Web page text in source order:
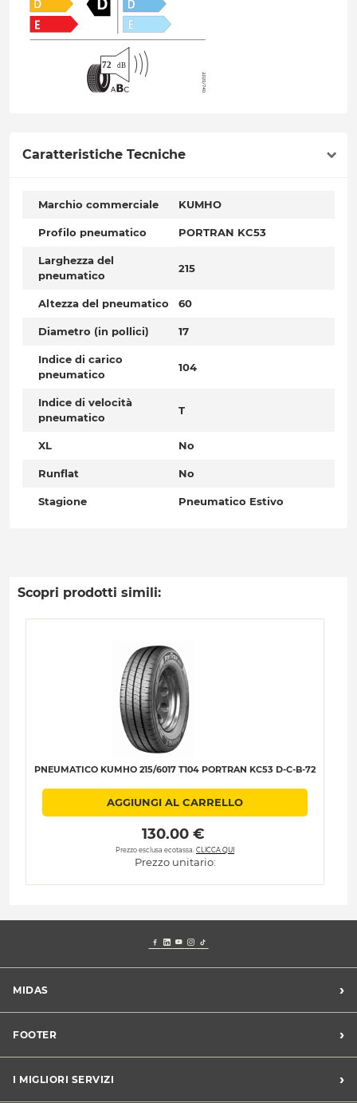
Caratteristiche Tecniche
Marchio commerciale KUMHO
Profilo pneumatico PORTRAN KC53
Larghezza del
pneumatico
215
Altezza del pneumatico 60
Diametro (in pollici) 17
Indice di carico
pneumatico
104
Indice di velocità
pneumatico
T
XL No
Runflat No
Stagione Pneumatico Estivo
Scopri prodotti simili:
PNEUMATICO KUMHO 215/6017 T104 PORTRAN KC53 D-C-B-72
AGGIUNGI AL CARRELLO
130.00 €
Prezzo esclusa ecotassa. CLICCA QUI
Prezzo unitario:
MIDAS ›
Blog dell'automobilista
Lavora con noi
Chi siamo
FOOTER ›
Apri un centro in franchising
I MIGLIORI SERVIZI ›